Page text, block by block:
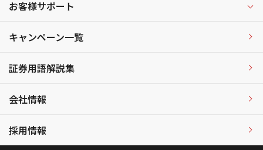
お客様サポート
キャンペーン一覧
証券用語解説集
会社情報
採用情報